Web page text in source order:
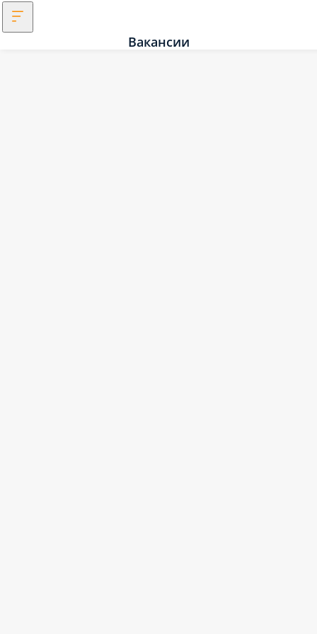
Вакансии